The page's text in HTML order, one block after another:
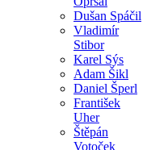
Dušan Spáčil
Vladimír
Stibor
Karel Sýs
Adam Šikl
Daniel Šperl
František
Uher
Štěpán
Votoček